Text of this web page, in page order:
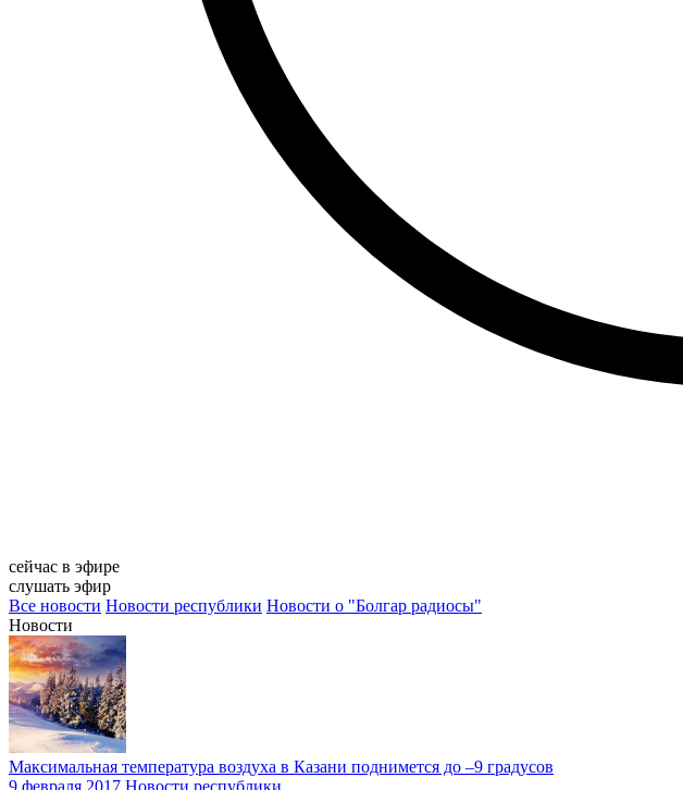
сейчас в эфире
слушать эфир
Все новости Новости республики Новости о "Болгар радиосы"
Новости
Максимальная температура воздуха в Казани поднимется до –9 градусов